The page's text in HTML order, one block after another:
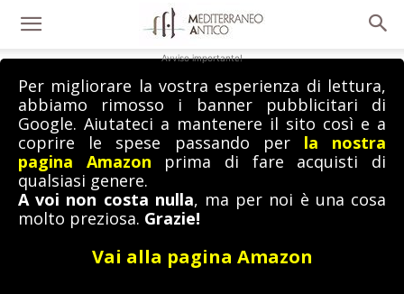
Avviso importante!
Per migliorare la vostra esperienza di lettura,
abbiamo rimosso i banner pubblicitari di
Google. Aiutateci a mantenere il sito così e a
coprire le spese passando per la nostra
pagina Amazon prima di fare acquisti di
qualsiasi genere.
A voi non costa nulla, ma per noi è una cosa
molto preziosa. Grazie!
Vai alla pagina Amazon